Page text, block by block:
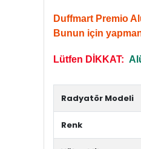
Duffmart Premio
Bunun için
Lütfen DİKKAT:
Radyatör Modeli
Renk